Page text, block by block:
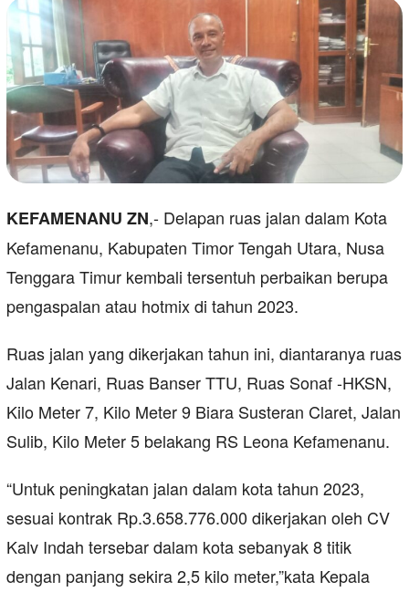
KEFAMENANU ZN,- Delapan ruas jalan dalam Kota
Kefamenanu, Kabupaten Timor Tengah Utara, Nusa
Tenggara Timur kembali tersentuh perbaikan berupa
pengaspalan atau hotmix di tahun 2023.
Ruas jalan yang dikerjakan tahun ini, diantaranya ruas
Jalan Kenari, Ruas Banser TTU, Ruas Sonaf -HKSN,
Kilo Meter 7, Kilo Meter 9 Biara Susteran Claret, Jalan
Sulib, Kilo Meter 5 belakang RS Leona Kefamenanu.
“Untuk peningkatan jalan dalam kota tahun 2023,
sesuai kontrak Rp.3.658.776.000 dikerjakan oleh CV
Kalv Indah tersebar dalam kota sebanyak 8 titik
dengan panjang sekira 2,5 kilo meter,”kata Kepala